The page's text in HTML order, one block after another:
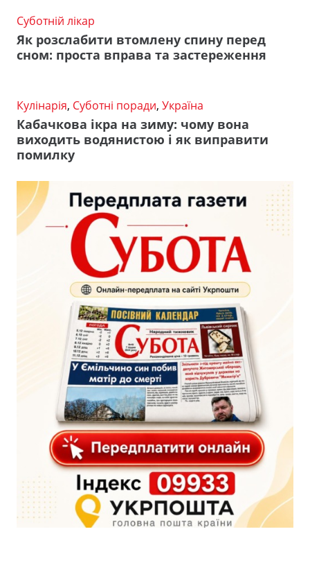
Суботній лікар
Як розслабити втомлену спину перед
сном: проста вправа та застереження
Кулінарія, Суботні поради, Україна
Кабачкова ікра на зиму: чому вона
виходить водянистою і як виправити
помилку